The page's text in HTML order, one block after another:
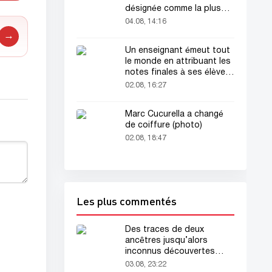
→
désignée comme la plus
belle femme du monde !
04.08, 14:16
Un enseignant émeut tout
le monde en attribuant les
notes finales à ses élèves
avant sa mort
02.08, 16:27
Marc Cucurella a changé
de coiffure (photo)
02.08, 18:47
Les plus commentés
Des traces de deux
ancêtres jusqu’alors
inconnus découvertes
dans l’ADN humain
03.08, 23:22